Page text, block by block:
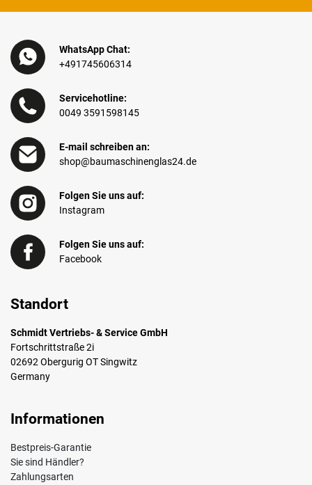
WhatsApp Chat:
+491745606314
Servicehotline:
0049 3591598145
E-mail schreiben an:
shop@baumaschinenglas24.de
Folgen Sie uns auf:
Instagram
Folgen Sie uns auf:
Facebook
Standort
Schmidt Vertriebs- & Service GmbH
Fortschrittstraße 2i
02692 Obergurig OT Singwitz
Germany
Informationen
Bestpreis-Garantie
Sie sind Händler?
Zahlungsarten